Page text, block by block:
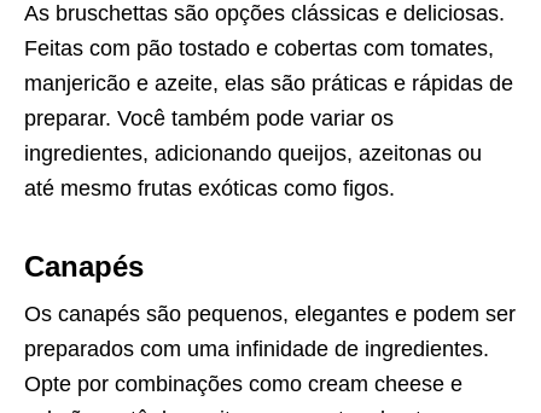
As bruschettas são opções clássicas e deliciosas.
Feitas com pão tostado e cobertas com tomates,
manjericão e azeite, elas são práticas e rápidas de
preparar. Você também pode variar os
ingredientes, adicionando queijos, azeitonas ou
até mesmo frutas exóticas como figos.
Canapés
Os canapés são pequenos, elegantes e podem ser
preparados com uma infinidade de ingredientes.
Opte por combinações como cream cheese e